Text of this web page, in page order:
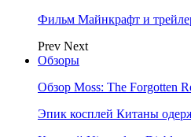
Фильм Майнкрафт и
Prev Next
Обзоры
Обзор Moss: The Forgotten
Эпик косплей Китаны